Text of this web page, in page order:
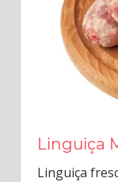
Linguiça
Linguiça